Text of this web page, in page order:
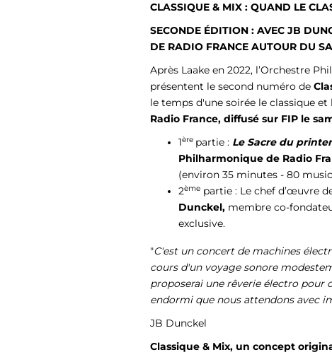
CLASSIQUE & MIX : QUAND LE
SECONDE ÉDITION : AVEC JB
DE RADIO FRANCE AUTOUR DU
Après Laake en 2022, l’Orchestre
présentent le second numéro de
le temps d'une soirée le classique
Radio France, diffusé sur FIP le
1ère partie : Le Sacre du
Philharmonique de Radio
(environ 35 minutes - 80
2ème partie : Le chef d’œuvre
Dunckel, membre co-
exclusive.
"C'est un concert de machines
cours d'un voyage sonore
proposerai une rêverie électro pour
endormi que nous attendons avec
JB Dunckel
Classique & Mix, un concept